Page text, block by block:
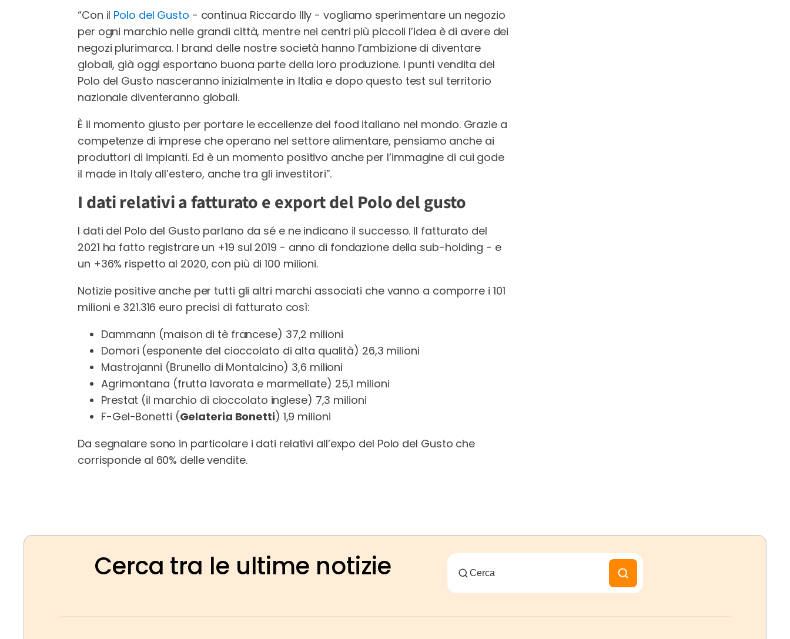
“Con il Polo del Gusto - continua Riccardo Illy - vogliamo sperimentare un negozio
per ogni marchio nelle grandi città, mentre nei centri più piccoli l’idea è di avere dei
negozi plurimarca. I brand delle nostre società hanno l’ambizione di diventare
globali, già oggi esportano buona parte della loro produzione. I punti vendita del
Polo del Gusto nasceranno inizialmente in Italia e dopo questo test sul territorio
nazionale diventeranno globali.
È il momento giusto per portare le eccellenze del food italiano nel mondo. Grazie a
competenze di imprese che operano nel settore alimentare, pensiamo anche ai
produttori di impianti. Ed è un momento positivo anche per l’immagine di cui gode
il made in Italy all’estero, anche tra gli investitori”.
I dati relativi a fatturato e export del Polo del gusto
I dati del Polo del Gusto parlano da sé e ne indicano il successo. Il fatturato del
2021 ha fatto registrare un +19 sul 2019 - anno di fondazione della sub-holding - e
un +36% rispetto al 2020, con più di 100 milioni.
Notizie positive anche per tutti gli altri marchi associati che vanno a comporre i 101
milioni e 321.316 euro precisi di fatturato così:
Dammann (maison di tè francese) 37,2 milioni
Domori (esponente del cioccolato di alta qualità) 26,3 milioni
Mastrojanni (Brunello di Montalcino) 3,6 milioni
Agrimontana (frutta lavorata e marmellate) 25,1 milioni
Prestat (il marchio di cioccolato inglese) 7,3 milioni
F-Gel-Bonetti (Gelateria Bonetti) 1,9 milioni
Da segnalare sono in particolare i dati relativi all’expo del Polo del Gusto che
corrisponde al 60% delle vendite.
Cerca tra le ultime notizie